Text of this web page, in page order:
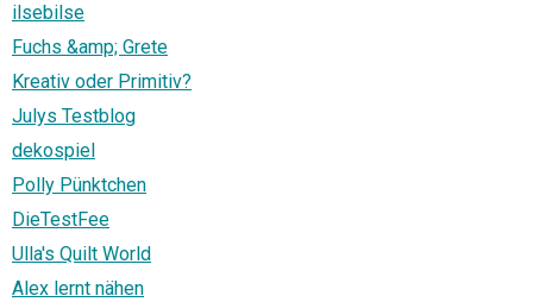
ilsebilse
Fuchs &amp; Grete
Kreativ oder Primitiv?
Julys Testblog
dekospiel
Polly Pünktchen
DieTestFee
Ulla's Quilt World
Alex lernt nähen